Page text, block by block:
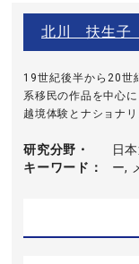
北川 扶生子
19世紀後半から20世
系移民の作品を中心
越境体験とナショナ
研究分野・
キーワード
日
ー,